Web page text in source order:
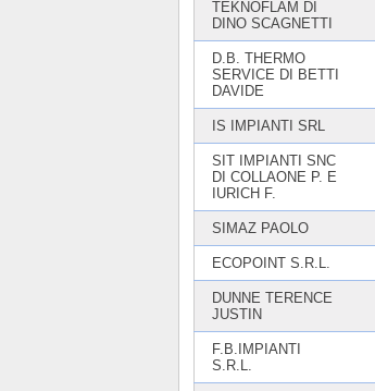
TEKNOFLAM DI
DINO SCAGNETTI
D.B. THERMO
SERVICE DI BETTI
DAVIDE
IS IMPIANTI SRL
SIT IMPIANTI SNC
DI COLLAONE P. E
IURICH F.
SIMAZ PAOLO
ECOPOINT S.R.L.
DUNNE TERENCE
JUSTIN
F.B.IMPIANTI
S.R.L.